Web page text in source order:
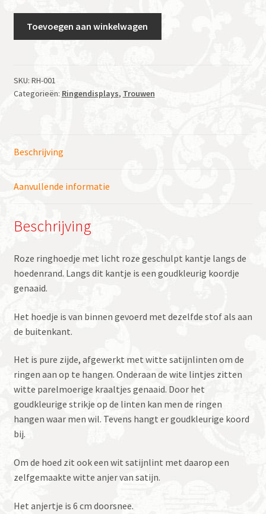
Toevoegen aan winkelwagen
SKU: RH-001
Categorieën: Ringendisplays, Trouwen
Beschrijving
Aanvullende informatie
Beschrijving
Roze ringhoedje met licht roze geschulpt kantje langs de
hoedenrand. Langs dit kantje is een goudkleurig koordje
genaaid.
Het hoedje is van binnen gevoerd met dezelfde stof als aan
de buitenkant.
Het is pure zijde, afgewerkt met witte satijnlinten om de
ringen aan op te hangen. Onderaan de wite lintjes zitten
witte parelmoerige kraaltjes genaaid. Door het
goudkleurige strikje op de linten kan men de ringen
hangen waar men wil. Tevens hangt er goudkleurige koord
bij.
Om de hoed zit ook een wit satijnlint met daarop een
zelfgemaakte witte anjer van satijn.
Het anjertje is 6 cm doorsnee.